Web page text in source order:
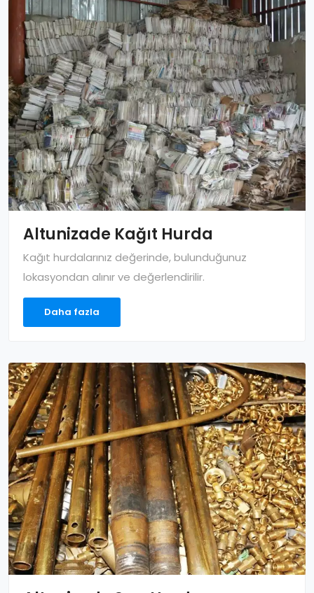
Altunizade Kağıt Hurda
Kağıt hurdalarınız değerinde, bulunduğunuz
lokasyondan alınır ve değerlendirilir.
Daha fazla